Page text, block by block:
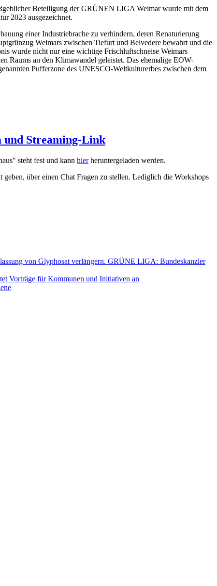
Beteiligung der GRÜNEN LIGA Weimar wurde mit dem
2023 ausgezeichnet.
einer Industriebrache zu verhindern, deren Renaturierung
Weimars zwischen Tiefurt und Belvedere bewahrt und die
wurde nicht nur eine wichtige Frischluftschneise Weimars
Raums an den Klimawandel geleistet. Das ehemalige EOW-
Pufferzone des UNESCO-Weltkulturerbes zwischen dem
und Streaming-Link
steht fest und kann hierheruntergeladen werden.
über einen Chat Fragen zu stellen. Lediglich die Workshops
von Glyphosat verlängern. GRÜNE LIGA: Bundeskanzler
Vorträge für Kommunen und Initiativen an